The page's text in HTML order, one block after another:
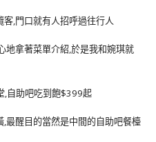
,門口就有人招呼過往行人
地拿著菜單介紹,於是我和婉琪就
最醒目的當然是中間的自助吧餐檯